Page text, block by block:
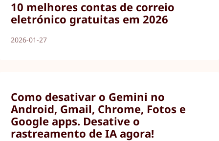
10 melhores contas de correio
eletrónico gratuitas em 2026
2026-01-27
Como desativar o Gemini no
Android, Gmail, Chrome, Fotos e
Google apps. Desative o
rastreamento de IA agora!